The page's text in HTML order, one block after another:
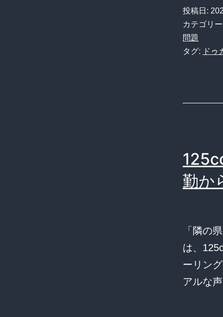
投稿日:
カテゴリ
問題
タグ: ドゥ
勤か
「隣の
は、
ーリン
アルな